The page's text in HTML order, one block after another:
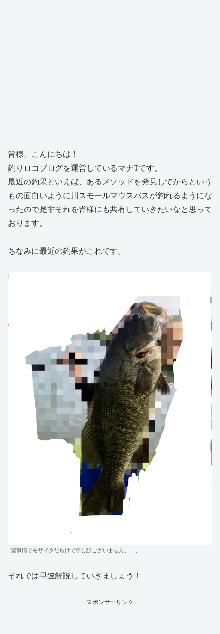
皆様、こんにちは！
釣りロコブログを運営しているマナTです。
最近の釣果といえば、あるメソッドを発見してからという
もの面白いように川スモールマウスバスが釣れるようにな
ったので是非それを皆様にも共有していきたいなと思って
おります。
ちなみに最近の釣果がこれです。
諸事情でモザイクだらけで申し訳ございません、、、
それでは早速解説していきましょう！
スポンサーリンク